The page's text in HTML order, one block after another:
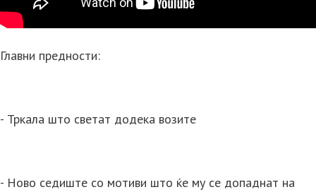
Главни предности:
- Тркала што светат додека возите
- Ново седиште со мотиви што ќе му се допаднат на